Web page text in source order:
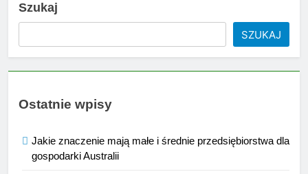
Szukaj
SZUKAJ
Ostatnie wpisy
Jakie znaczenie mają małe i średnie przedsiębiorstwa dla
gospodarki Australii